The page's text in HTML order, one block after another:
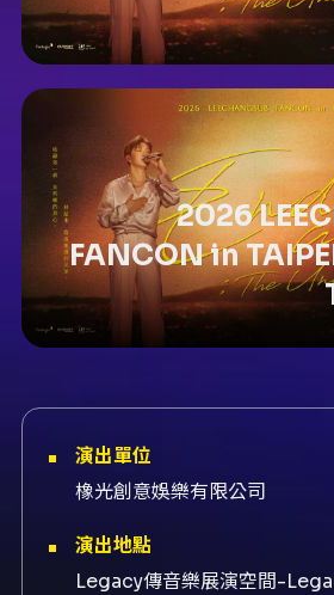
2026
FANCON in
演出單位
橡光創意娛樂有限公司
演出地點
Legacy傳音樂展演空間-